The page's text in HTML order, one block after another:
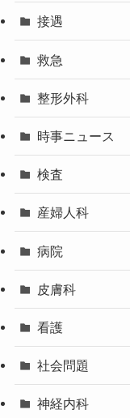
接遇
救急
整形外科
時事ニュース
検査
産婦人科
病院
皮膚科
看護
社会問題
神経内科